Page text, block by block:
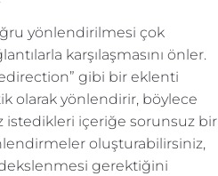
yönlendirilmesi çok
karşılaşmasını önler.
gibi bir eklenti
olarak yönlendirir, böylece
istedikleri içeriğe sorunsuz bir
oluşturabilirsiniz,
gerektiğini